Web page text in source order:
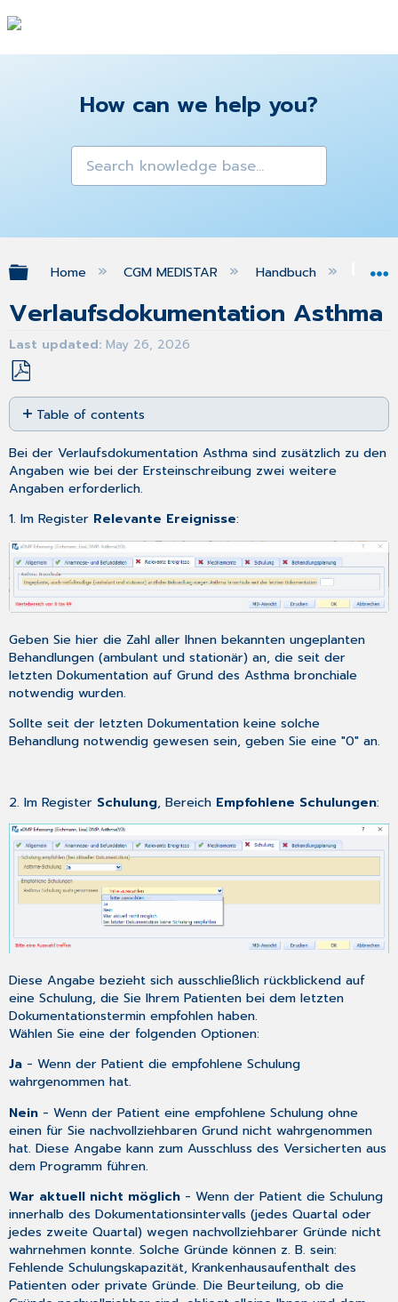
How can we help you?
Expand/collapse global hierarchy
Home CGM MEDISTAR Handbuch
Verlaufsdokumentation Asthma
Last updated May 26, 2026
Save
as
PDF
Table of contents
No
headers
Bei der Verlaufsdokumentation Asthma sind zusätzlich zu den
Angaben wie bei derErsteinschreibung zwei weitere
Angaben erforderlich.
1. Im Register Relevante Ereignisse:
Geben Sie hier die Zahl aller Ihnen bekannten ungeplanten
Behandlungen (ambulant und stationär) an, die seit der
letzten Dokumentation auf Grund des Asthma bronchiale
notwendig wurden.
Sollte seit der letzten Dokumentation keine solche
Behandlung notwendig gewesen sein, geben Sie eine "0" an.
2. Im Register Schulung, Bereich Empfohlene Schulungen:
Diese Angabe bezieht sich ausschließlich rückblickend auf
eine Schulung, die Sie Ihrem Patienten bei dem letzten
Dokumentationstermin empfohlen haben.
Wählen Sie eine der folgenden Optionen:
Ja - Wenn der Patient die empfohlene Schulung
wahrgenommen hat.
Nein - Wenn der Patient eine empfohlene Schulung ohne
einen für Sie nachvollziehbaren Grund nicht wahrgenommen
hat. Diese Angabe kann zum Ausschluss des Versicherten aus
dem Programm führen.
War aktuell nicht möglich - Wenn der Patient die Schulung
innerhalb des Dokumentationsintervalls (jedes Quartal oder
jedes zweite Quartal) wegen nachvollziehbarer Gründe nicht
wahrnehmen konnte. Solche Gründe können z. B. sein:
Fehlende Schulungskapazität, Krankenhausaufenthalt des
Patienten oder private Gründe. Die Beurteilung, ob die